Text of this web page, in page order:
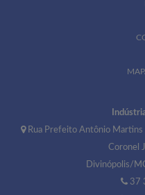
Rua Prefeito Antônio Martins
Coronel
Divinópolis/
37